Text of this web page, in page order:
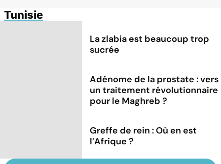
Tunisie
La zlabia est beaucoup trop
sucrée
Adénome de la prostate : vers
un traitement révolutionnaire
pour le Maghreb ?
Greffe de rein : Où en est
l’Afrique ?